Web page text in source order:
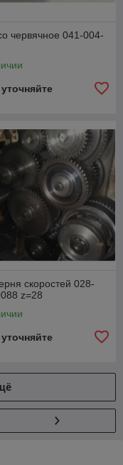
червячное 041-004-
скоростей 028-
z=28